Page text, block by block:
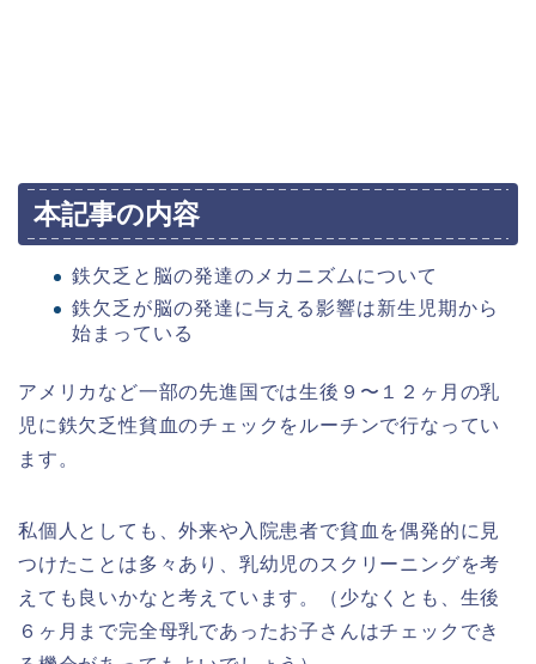
本記事の内容
鉄欠乏と脳の発達のメカニズムについて
鉄欠乏が脳の発達に与える影響は新生児期から
始まっている
アメリカなど一部の先進国では生後９〜１２ヶ月の乳
児に鉄欠乏性貧血のチェックをルーチンで行なってい
ます。
私個人としても、外来や入院患者で貧血を偶発的に見
つけたことは多々あり、乳幼児のスクリーニングを考
えても良いかなと考えています。（少なくとも、生後
６ヶ月まで完全母乳であったお子さんはチェックでき